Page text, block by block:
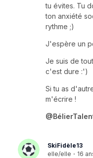
tu évites. Tu
ton anxiété
rythme ;)
J'espère un
Je suis de
c'est dure :')
Si tu as
m'écrire !
SkiFidèle13
elle/elle · 16